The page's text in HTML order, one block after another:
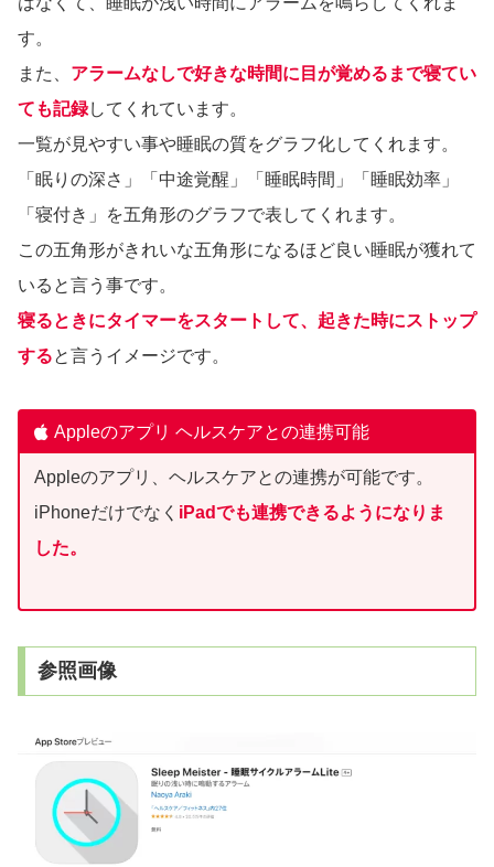
す。
また、 アラームなしで好きな時間に目が覚めるまで寝てい
ても記録してくれています。
一覧が見やすい事や睡眠の質をグラフ化してくれます。
「眠りの深さ」「中途覚醒」「睡眠時間」「睡眠効率」
「寝付き」を五角形のグラフで表してくれます。
この五角形がきれいな五角形になるほど良い睡眠が獲れて
いると言う事です。
寝るときにタイマーをスタートして、起きた時にストップ
すると言うイメージです。
Appleのアプリ ヘルスケアとの連携可能
Appleのアプリ、ヘルスケアとの連携が可能です。
iPhoneだけでなく iPadでも連携できるようになりま
した。
参照画像